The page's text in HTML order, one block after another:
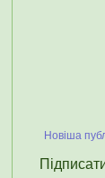
Новіша